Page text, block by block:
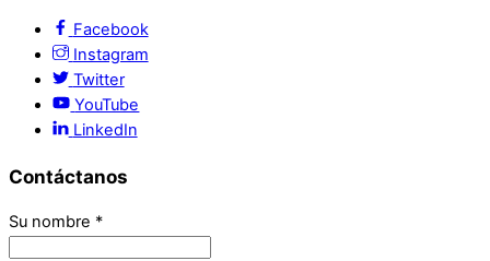
Facebook
Instagram
Twitter
YouTube
LinkedIn
Contáctanos
Su nombre *